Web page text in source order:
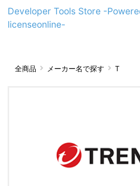
Developer Tools Store -
licenseonline-
全商品 メーカー名で探す T